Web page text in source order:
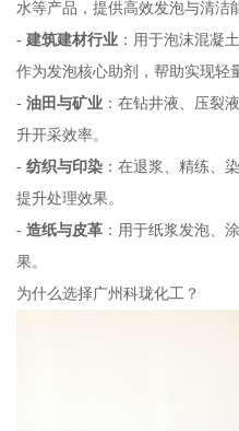
水等产品，提供高效发泡与清洁
- 建筑建材行业：用于泡沫混凝
作为发泡核心助剂，帮助实现轻
- 油田与矿业：在钻井液、压裂
升开采效率。
- 纺织与印染：在退浆、精练、
提升处理效果。
- 造纸与皮革：用于纸浆发泡、
果。
为什么选择广州科珑化工？